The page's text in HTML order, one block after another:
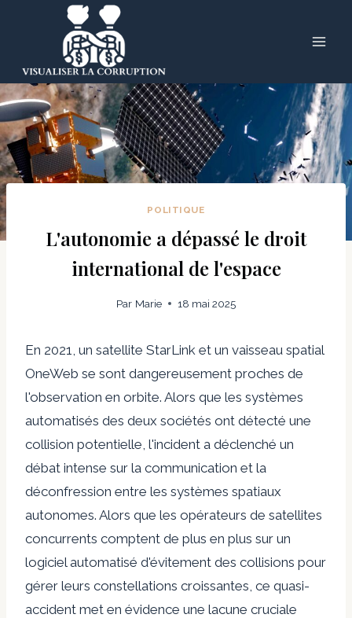
POLITIQUE
L'autonomie a dépassé le droit
international de l'espace
Par Marie 18 mai 2025
En 2021, un satellite StarLink et un vaisseau spatial
OneWeb se sont dangereusement proches de
l'observation en orbite. Alors que les systèmes
automatisés des deux sociétés ont détecté une
collision potentielle, l'incident a déclenché un
débat intense sur la communication et la
déconfression entre les systèmes spatiaux
autonomes. Alors que les opérateurs de satellites
concurrents comptent de plus en plus sur un
logiciel automatisé d'évitement des collisions pour
gérer leurs constellations croissantes, ce quasi-
accident met en évidence une lacune cruciale